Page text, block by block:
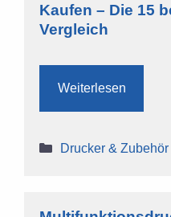
Kaufen – Die 15
Vergleich
Weiterlesen
Kategorien
Drucker & Zubehör